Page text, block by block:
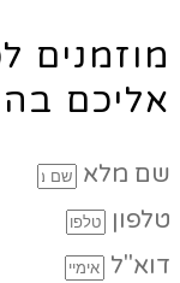
מוזמנים
אליכם
שם מלא
טלפון
דוא"ל